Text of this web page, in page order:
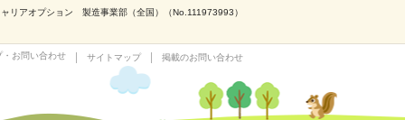
リアオプション 製造事業部（全国）（No.111973993）
・お問い合わせ サイトマップ 掲載のお問い合わせ